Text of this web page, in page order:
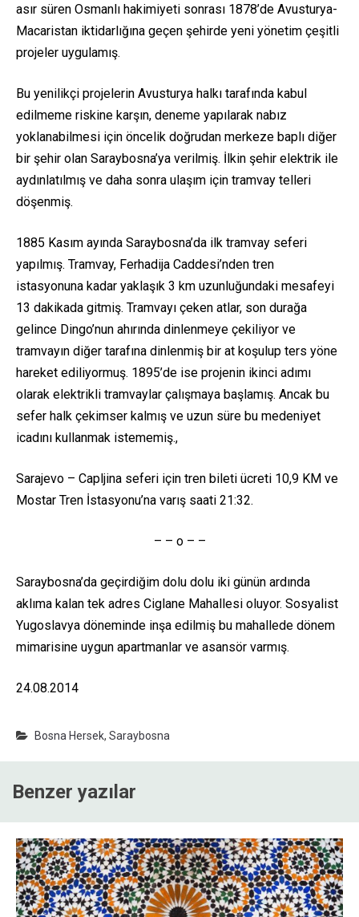
asır süren Osmanlı hakimiyeti sonrası 1878’de Avusturya-
Macaristan iktidarlığına geçen şehirde yeni yönetim çeşitli
projeler uygulamış.
Bu yenilikçi projelerin Avusturya halkı tarafında kabul
edilmeme riskine karşın, deneme yapılarak nabız
yoklanabilmesi için öncelik doğrudan merkeze baplı diğer
bir şehir olan Saraybosna’ya verilmiş. İlkin şehir elektrik ile
aydınlatılmış ve daha sonra ulaşım için tramvay telleri
döşenmiş.
1885 Kasım ayında Saraybosna’da ilk tramvay seferi
yapılmış. Tramvay, Ferhadija Caddesi’nden tren
istasyonuna kadar yaklaşık 3 km uzunluğundaki mesafeyi
13 dakikada gitmiş. Tramvayı çeken atlar, son durağa
gelince Dingo’nun ahırında dinlenmeye çekiliyor ve
tramvayın diğer tarafına dinlenmiş bir at koşulup ters yöne
hareket ediliyormuş. 1895’de ise projenin ikinci adımı
olarak elektrikli tramvaylar çalışmaya başlamış. Ancak bu
sefer halk çekimser kalmış ve uzun süre bu medeniyet
icadını kullanmak istememiş.,
Sarajevo – Capljina seferi için tren bileti ücreti 10,9 KM ve
Mostar Tren İstasyonu’na varış saati 21:32.
– – o – –
Saraybosna’da geçirdiğim dolu dolu iki günün ardında
aklıma kalan tek adres Ciglane Mahallesi oluyor. Sosyalist
Yugoslavya döneminde inşa edilmiş bu mahallede dönem
mimarisine uygun apartmanlar ve asansör varmış.
24.08.2014
Bosna Hersek, Saraybosna
Benzer yazılar